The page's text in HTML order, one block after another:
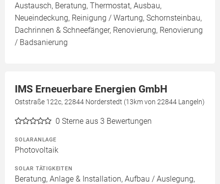
Austausch, Beratung, Thermostat, Ausbau,
Neueindeckung, Reinigung / Wartung, Schornsteinbau,
Dachrinnen & Schneefänger, Renovierung, Renovierung
/ Badsanierung
IMS Erneuerbare Energien GmbH
Oststraße 122c, 22844 Norderstedt (13km von 22844 Langeln)
0 Sterne aus 3 Bewertungen
SOLARANLAGE
Photovoltaik
SOLAR TÄTIGKEITEN
Beratung, Anlage & Installation, Aufbau / Auslegung,